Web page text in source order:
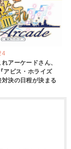
れアーケードさん、
アビス・ホライズ
決の日程が決まる